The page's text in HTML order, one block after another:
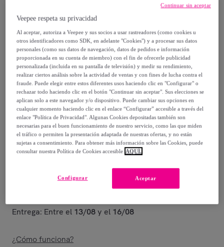
54,99 €
239,00 €
-76%
Vendido porPOSTQUAM HOME
Entrega
Entrega: Entre el 13/08y el 16/08
¿Cómo funciona?
Veepee respeta su privacidad
Al aceptar, autoriza a Veepee y sus socios a usar rastreadores (como cookies u
otros identificadores como SDK, en adelante "Cookies") y a procesar sus datos
personales (como sus datos de navegación, datos de pedidos e información
proporcionada en su cuenta de miembro) con el fin de ofrecerle publicidad
personalizada (incluida en su pantalla de televisión) y medir su rendimiento,
realizar ciertos análisis sobre la actividad de ventas y con fines de lucha contra el
fraude. Puede elegir entre estos diferentes usos haciendo clic en "Configurar" o
rechazar todo haciendo clic en el botón "Continuar sin aceptar". Sus elecciones se
aplican solo a este navegador y/o dispositivo. Puede cambiar sus opciones en
cualquier momento haciendo clic en el enlace “Configurar” accesible a través del
enlace "Política de Privacidad". Algunas Cookies depositadas también son
necesarias para el buen funcionamiento de nuestro servicio, como las que miden
el tráfico o permiten la presentación adaptada de nuestras ofertas, y no están
sujetas a consentimiento. Para obtener más información sobre las Cookies, puede
consultar nuestra Política de Cookies accesible AQUÍ.
Aceptar
Configurar
Continuar sin aceptar